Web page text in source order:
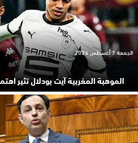
الموهبة المغربية آيت بودلال تثير
الجمعة 7 أغسطس 2026